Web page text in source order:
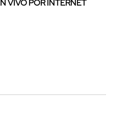
VIVO POR INTERNET